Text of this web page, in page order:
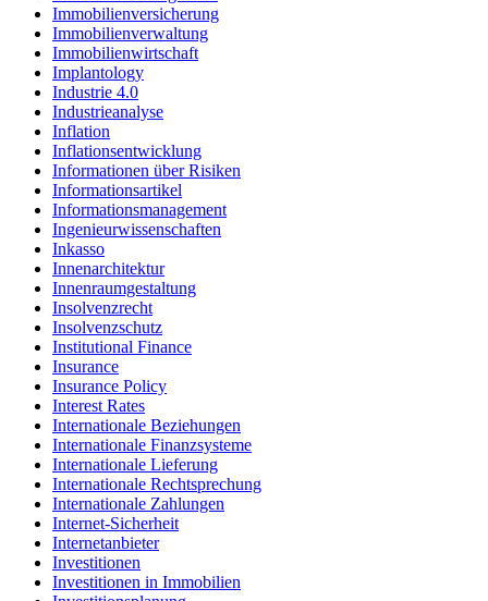
Immobilienversicherung
Immobilienverwaltung
Immobilienwirtschaft
Implantology
Industrie 4.0
Industrieanalyse
Inflation
Inflationsentwicklung
Informationen über Risiken
Informationsartikel
Informationsmanagement
Ingenieurwissenschaften
Inkasso
Innenarchitektur
Innenraumgestaltung
Insolvenzrecht
Insolvenzschutz
Institutional Finance
Insurance
Insurance Policy
Interest Rates
Internationale Beziehungen
Internationale Finanzsysteme
Internationale Lieferung
Internationale Rechtsprechung
Internationale Zahlungen
Internet-Sicherheit
Internetanbieter
Investitionen
Investitionen in Immobilien